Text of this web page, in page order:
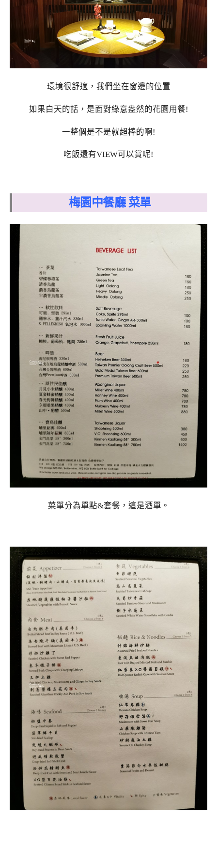
環境很舒適，我們坐在窗邊的位置
如果白天的話，是面對綠意盎然的花園用餐!
一整個是不是就超棒的啊!
吃飯還有VIEW可以賞呢!
梅園中餐廳 菜單
菜單分為單點&套餐，這是酒單。